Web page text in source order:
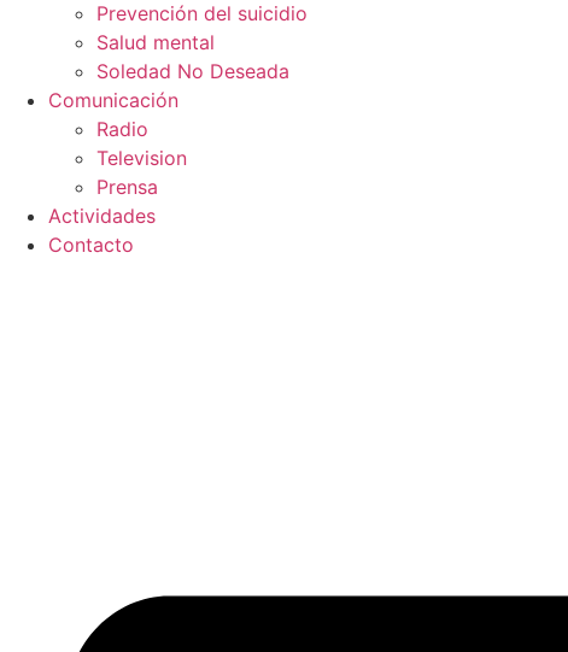
Prevención del suicidio
Salud mental
Soledad No Deseada
Comunicación
Radio
Television
Prensa
Actividades
Contacto